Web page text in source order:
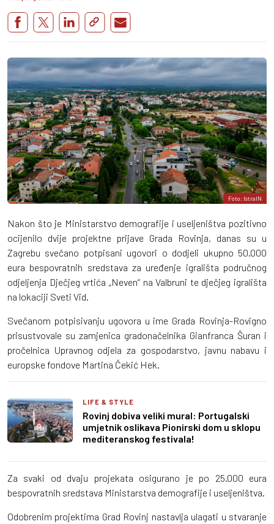
Foto: IstraIN
Nakon što je Ministarstvo demografije i useljeništva pozitivno
ocijenilo dvije projektne prijave Grada Rovinja, danas su u
Zagrebu svečano potpisani ugovori o dodjeli ukupno 50.000
eura bespovratnih sredstava za uređenje igrališta područnog
odjeljenja Dječjeg vrtića „Neven“ na Valbruni te dječjeg igrališta
na lokaciji Sveti Vid.
Svečanom potpisivanju ugovora u ime Grada Rovinja-Rovigno
prisustvovale su zamjenica gradonačelnika Gianfranca Šuran i
pročelnica Upravnog odjela za gospodarstvo, javnu nabavu i
europske fondove Martina Čekić Hek.
LIFE & STYLE
Rovinj dobiva veliki mural: Portugalski
umjetnik oslikava Pionirski dom u sklopu
mediteranskog festivala!
Za svaki od dvaju projekata osigurano je po 25.000 eura
bespovratnih sredstava Ministarstva demografije i useljeništva.
Odobrenim projektima Grad Rovinj nastavlja ulagati u stvaranje